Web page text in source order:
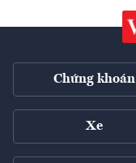
Chứng khoán
Xe